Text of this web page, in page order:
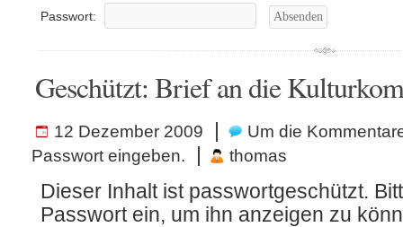
Passwort:
Geschützt: Brief an die
12 Dezember 2009 |
Um die
Passwort eingeben.
| thomas
Dieser Inhalt ist passwortgeschützt.
Passwort ein, um ihn anzeigen zu